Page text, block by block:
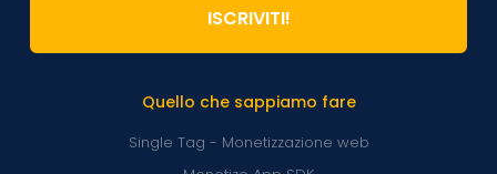
Quello che sappiamo fare
Single Tag - Monetizzazione web
ISCRIVITI!